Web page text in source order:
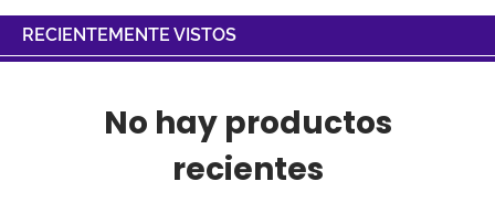
RECIENTEMENTE VISTOS
No hay productos
recientes